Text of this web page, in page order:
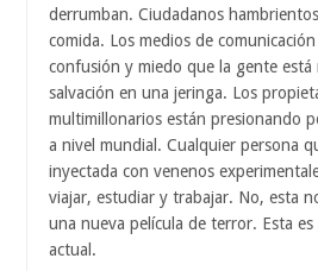
derrumban. Ciudadanos
comida. Los medios de
confusión y miedo que la gente
salvación en una jeringa. Los
multimillonarios están presionando
a nivel mundial. Cualquier persona
inyectada con venenos
viajar, estudiar y trabajar. No, esta
una nueva película de terror. Esta es
actual.